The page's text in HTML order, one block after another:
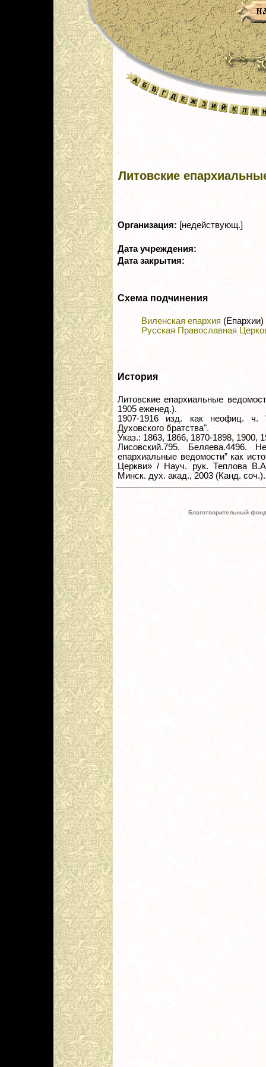
Литовские
Организация: [недействующ.]
Дата учреждения:
Дата закрытия:
Схема подчинения
Виленская епархия (Епархии)
Русская Православная
История
Литовские епархиальные
1905 еженед.).
1907-1916 изд. как неофиц. ч.
Духовского братства".
Указ.: 1863, 1866, 1870-1898, 1900,
Лисовский.795. Беляева.4496.
епархиальные ведомости” как
Церкви» / Науч. рук. Теплова
Минск. дух. акад., 2003 (Канд. соч.).
Благотворительный